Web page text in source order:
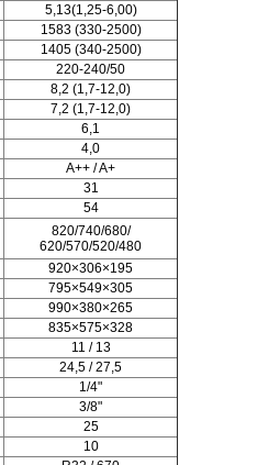
5,13(1,25-6,00)
1583 (330-2500)
1405 (340-2500)
220-240/50
8,2 (1,7-12,0)
7,2 (1,7-12,0)
6,1
4,0
A++ / A+
31
54
820/740/680/
620/570/520/480
920×306×195
795×549×305
990×380×265
835×575×328
11 / 13
24,5 / 27,5
1/4"
3/8"
25
10